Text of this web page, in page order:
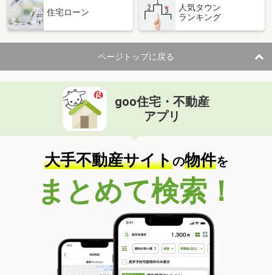
住宅ローン
人気タウン
ランキング
ページトップに戻る
goo住宅・不動産
アプリ
大手不動産サイトの物件を
まとめて検索！